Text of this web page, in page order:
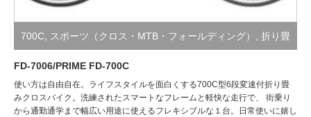
700C スポーツ（クロス・MTB・フォールディング） 折り畳
み自転車（小径・シティ・スポーツ）
FD-7006/PRIME FD-700C
使い方は自由自在。ライフスタイルを面白くする700C型6段変速付折り畳
みクロスバイク。洗練されたスマートなフレームと軽快な走行で、 街乗り
から通勤通学まで幅広い用途に使えるフレキシブルな１台。日常使いに嬉し